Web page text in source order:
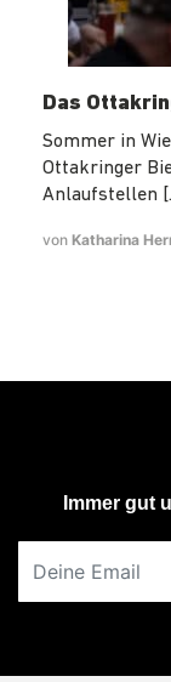
Das
Sommer in
Ottakringer
Anlaufstellen
von Katharina
Immer gut